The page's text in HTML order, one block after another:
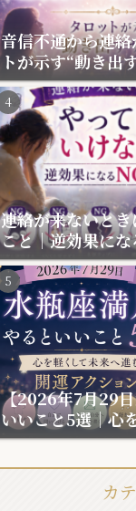
音信不通から連
トが示す“動き出
連絡が来ないと
こと｜逆効果に
【2026年7月29
いいこと5選｜心
開運アクション
カ